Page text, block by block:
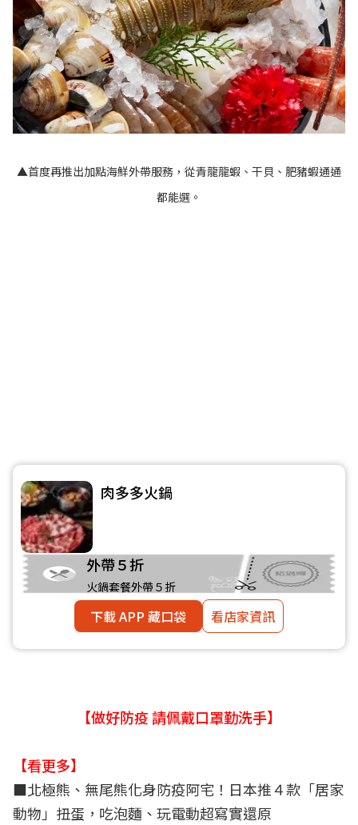
▲首度再推出加點海鮮外帶服務，從青龍龍蝦、干貝、肥豬蝦通通
都能選。
肉多多火鍋
外帶５折
火鍋套餐外帶５折
下載 APP 藏口袋 看店家資訊
【做好防疫 請佩戴口罩勤洗手】
【看更多】
■北極熊、無尾熊化身防疫阿宅！日本推４款「居家
動物」扭蛋，吃泡麵、玩電動超寫實還原